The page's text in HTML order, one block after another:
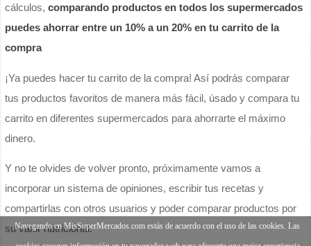
cálculos,comparando productos en todos los supermercados
puedes ahorrar entre un 10% a un 20% en tu carrito de la
compra
¡Ya puedes hacer tu carrito de la compra! Así podrás comparar
tus productos favoritos de manera más fácil, úsado y compara tu
carrito en diferentes supermercados para ahorrarte el máximo
dinero.
Y no te olvides de volver pronto, próximamente vamos a
incorporar un sistema de opiniones, escribir tus recetas y
compartirlas con otros usuarios y poder comparar productos por
su valor nutricional.
Navegando en MisSuperMercados.com estás de acuerdo con el uso de las cookies. Las